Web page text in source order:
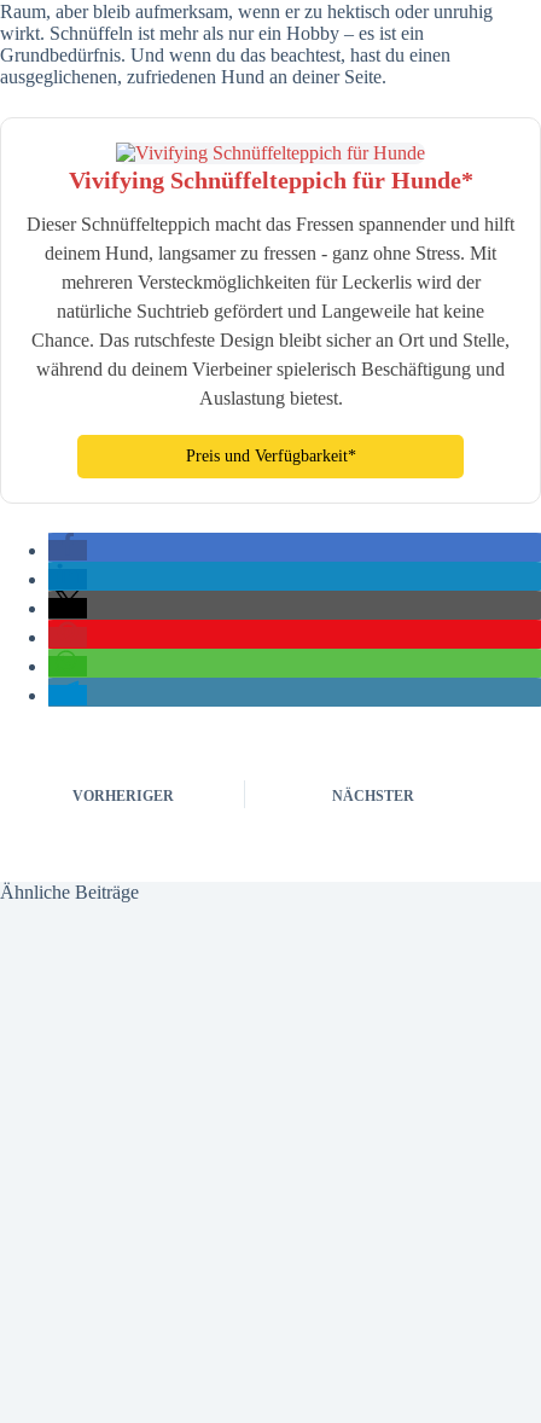
Raum, aber bleib aufmerksam, wenn er zu hektisch oder unruhig
wirkt. Schnüffeln ist mehr als nur ein Hobby – es ist ein
Grundbedürfnis. Und wenn du das beachtest, hast du einen
ausgeglichenen, zufriedenen Hund an deiner Seite.
Vivifying Schnüffelteppich für Hunde*
Dieser Schnüffelteppich macht das Fressen spannender und hilft
deinem Hund, langsamer zu fressen - ganz ohne Stress. Mit
mehreren Versteckmöglichkeiten für Leckerlis wird der
natürliche Suchtrieb gefördert und Langeweile hat keine
Chance. Das rutschfeste Design bleibt sicher an Ort und Stelle,
während du deinem Vierbeiner spielerisch Beschäftigung und
Auslastung bietest.
Preis und Verfügbarkeit*
VORHERIGER NÄCHSTER
Ähnliche Beiträge